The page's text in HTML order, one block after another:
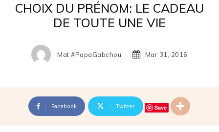
CHOIX DU PRÉNOM: LE CADEAU
DE TOUTE UNE VIE
Mat #papaGabchou Mar 31, 2016
Facebook Twitter Save